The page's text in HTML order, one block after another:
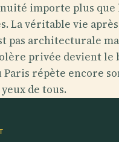
importe plus que
La véritable vie
pas architecturale
privée devient le
répète encore
de tous.